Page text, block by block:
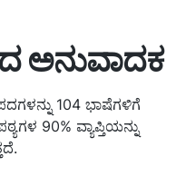
ಅನುವಾದಕ
104 ಭಾಷೆಗಳಿಗೆ
90% ವ್ಯಾಪ್ತಿಯನ್ನು